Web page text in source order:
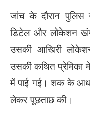
जांच के दौरान
डिटेल और लोकेशन
उसकी आखिरी
उसकी कथित प्रेमिका
में पाई गई। शक के
लेकर पूछताछ की।